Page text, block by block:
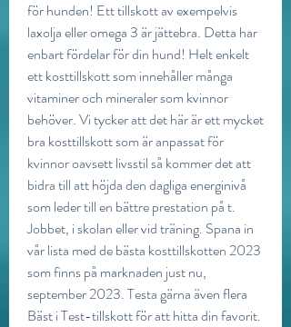
för hunden! Ett tillskott av exempelvis
laxolja eller omega 3 är jättebra. Detta har
enbart fördelar för din hund! Helt enkelt
ett kosttillskott som innehåller många
vitaminer och mineraler som kvinnor
behöver. Vi tycker att det här är ett mycket
bra kosttillskott som är anpassat för
kvinnor oavsett livsstil så kommer det att
bidra till att höjda den dagliga energinivå
som leder till en bättre prestation på t.
Jobbet, i skolan eller vid träning. Spana in
vår lista med de bästa kosttillskotten 2023
som finns på marknaden just nu,
september 2023. Testa gärna även flera
Bäst i Test-tillskott för att hitta din favorit.